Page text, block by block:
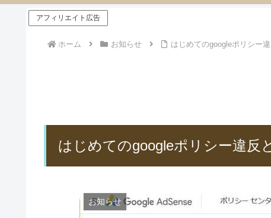
アフィリエイト広告
ホーム お知らせ はじめてのgoogleポリシー
はじめてのgoogleポリシー違反
お知らせ